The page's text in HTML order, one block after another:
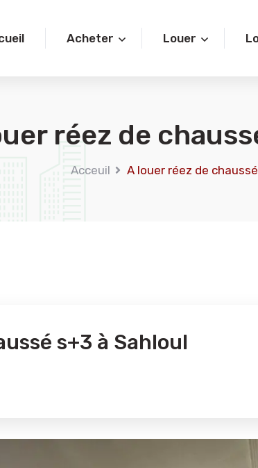
Acheter Louer
réez de
Acceuil A louer réez de
s+3 à Sahloul